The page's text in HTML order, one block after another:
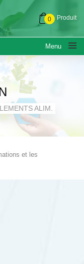
0 Produit
Menu
ALIM.
et les